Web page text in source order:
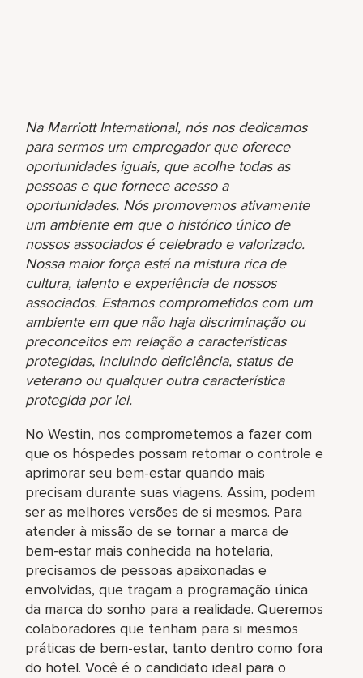
Na Marriott International, nós nos dedicamos
para sermos um empregador que oferece
oportunidades iguais, que acolhe todas as
pessoas e que fornece acesso a
oportunidades. Nós promovemos ativamente
um ambiente em que o histórico único de
nossos associados é celebrado e valorizado.
Nossa maior força está na mistura rica de
cultura, talento e experiência de nossos
associados. Estamos comprometidos com um
ambiente em que não haja discriminação ou
preconceitos em relação a características
protegidas, incluindo deficiência, status de
veterano ou qualquer outra característica
protegida por lei.
No Westin, nos comprometemos a fazer com
que os hóspedes possam retomar o controle e
aprimorar seu bem-estar quando mais
precisam durante suas viagens. Assim, podem
ser as melhores versões de si mesmos. Para
atender à missão de se tornar a marca de
bem-estar mais conhecida na hotelaria,
precisamos de pessoas apaixonadas e
envolvidas, que tragam a programação única
da marca do sonho para a realidade. Queremos
colaboradores que tenham para si mesmos
práticas de bem-estar, tanto dentro como fora
do hotel. Você é o candidato ideal para o